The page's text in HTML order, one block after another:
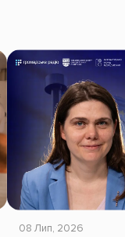
08 Лип, 2026